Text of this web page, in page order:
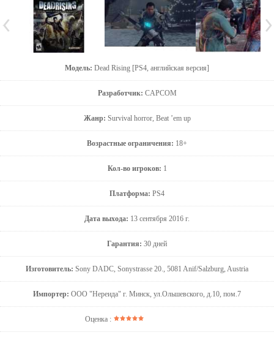
Модель: Dead Rising [PS4, английская версия]
Разработчик: CAPCOM
Жанр: Survival horror, Beat ’em up
Возрастные ограничения: 18+
Кол-во игроков: 1
Платформа: PS4
Дата выхода: 13 сентября 2016 г.
Гарантия: 30 дней
Изготовитель: Sony DADC, Sonystrasse 20., 5081 Anif/Salzburg, Austria
Импортер: ООО "Нереида" г. Минск, ул.Ольшевского, д.10, пом.7
Оценка :